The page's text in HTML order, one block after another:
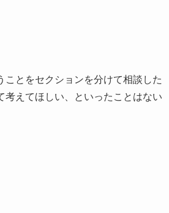
とをセクションを分けて相談した
えてほしい、といったことはない